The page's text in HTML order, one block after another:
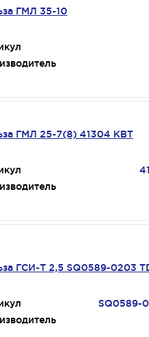
ГМЛ 35-10
ГМЛ 25-7(8) 41304 КВТ
ГСИ-Т 2,5 SQ0589-0203
SQ0589-